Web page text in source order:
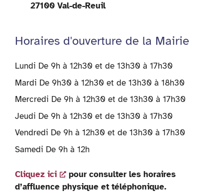
27100 Val-de-Reuil
Horaires d'ouverture de la Mairie
Lundi De 9h à 12h30 et de 13h30 à 17h30
Mardi De 9h30 à 12h30 et de 13h30 à 18h30
Mercredi De 9h à 12h30 et de 13h30 à 17h30
Jeudi De 9h à 12h30 et de 13h30 à 17h30
Vendredi De 9h à 12h30 et de 13h30 à 17h30
Samedi De 9h à 12h
Cliquez ici
pour consulter les horaires
d’affluence physique et téléphonique.